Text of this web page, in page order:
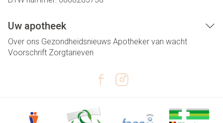
Uw apotheek
Over ons Gezondheidsnieuws Apotheker van wacht
Voorschrift Zorgtarieven